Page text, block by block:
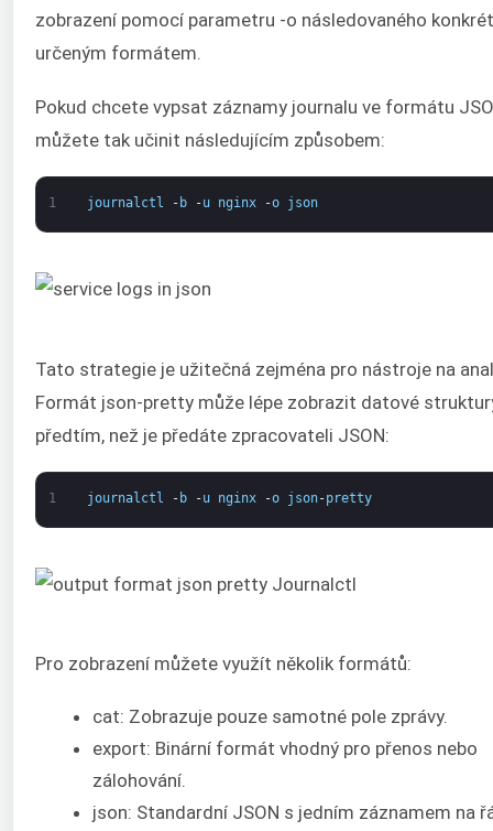
zobrazení pomocí parametru -o následovaného
určeným formátem.
Pokud chcete vypsat záznamy journalu ve formátu
můžete tak učinit následujícím způsobem:
1 journalctl - b -u nginx -o json
Tato strategie je užitečná zejména pro nástroje na
Formát json-pretty může lépe zobrazit datové
předtím, než je předáte zpracovateli JSON:
1 journalctl - b -u nginx -o json-pretty
Pro zobrazení můžete využít několik formátů:
cat: Zobrazuje pouze samotné pole zprávy.
export: Binární formát vhodný pro přenos nebo
zálohování.
json: Standardní JSON s jedním záznamem na